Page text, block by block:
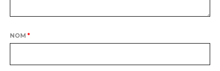
NOM *